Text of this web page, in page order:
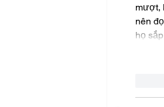
mượt,
nên
họ